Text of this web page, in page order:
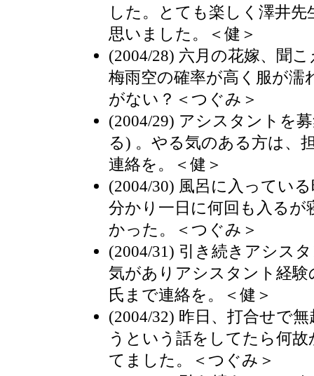
した。とても楽しく澤井
思いました。＜健＞
(2004/28) 六月の花嫁、聞
梅雨空の確率が高く服が濡
がない？＜つぐみ＞
(2004/29) アシスタントを
る) 。やる気のある方は、
連絡を。＜健＞
(2004/30) 風呂に入ってい
分かり一日に何回も入るが
かった。＜つぐみ＞
(2004/31) 引き続きアシス
気がありアシスタント経
氏まで連絡を。＜健＞
(2004/32) 昨日、打合せで
うという話をしてたら何
てました。＜つぐみ＞